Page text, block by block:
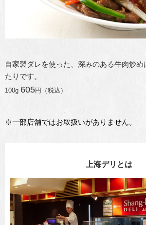
自家製ダレを使った、深みのある牛肉炒
たりです。
100g 605円（税込）
※一部店舗ではお取扱いがありません。
上海デリとは